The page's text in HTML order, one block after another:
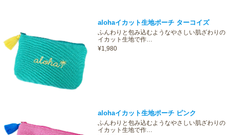
alohaイカット生地ポーチ ターコイズ
ふんわりと包み込むようなやさしい肌ざわりの
イカット生地で作…
¥1,980
alohaイカット生地ポーチ ピンク
ふんわりと包み込むようなやさしい肌ざわりの
イカット生地で作…